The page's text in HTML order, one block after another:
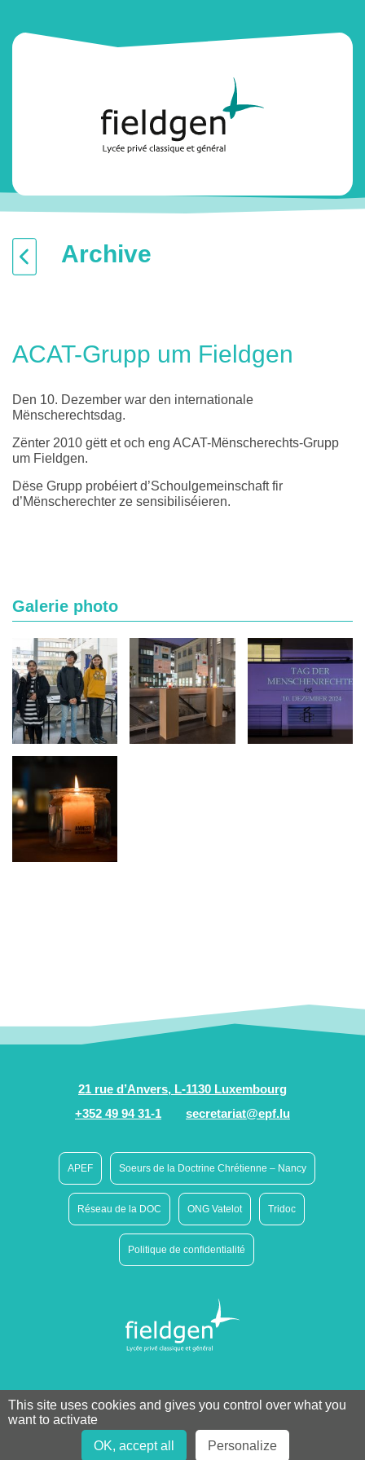
Archive
ACAT-Grupp um Fieldgen
Den 10. Dezember war den internationale
Mënscherechtsdag.
Zënter 2010 gëtt et och eng ACAT-Mënscherechts-Grupp
um Fieldgen.
Dëse Grupp probéiert d’Schoulgemeinschaft fir
d’Mënscherechter ze sensibiliséieren.
Galerie photo
21 rue d’Anvers, L-1130 Luxembourg
+352 49 94 31-1
secretariat@epf.lu
APEF Soeurs de la Doctrine Chrétienne – Nancy
Réseau de la DOC ONG Vatelot Tridoc
Politique de confidentialité
This site uses cookies and gives you control over what you
want to activate
OK, accept all
Personalize